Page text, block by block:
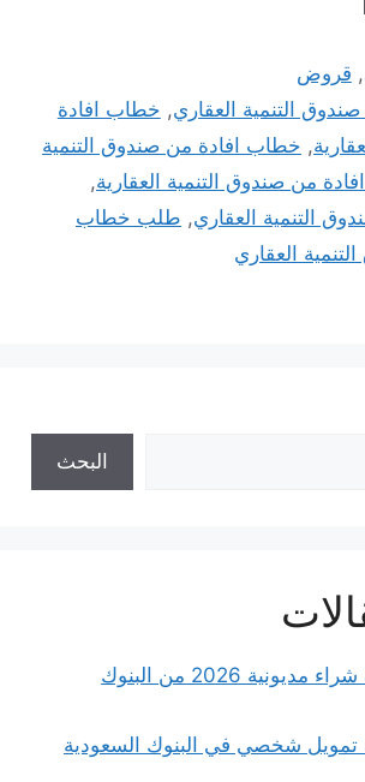
, قروض
التنمية العقاري, خطاب افادة
, خطاب افادة من صندوق التنمية
من صندوق التنمية العقارية,
التنمية العقاري, طلب خطاب
العقاري
البحث
مقارنة أقل نسبة شراء مديونية 2026 من البنوك
تمويل شخصي في البنوك السعودية